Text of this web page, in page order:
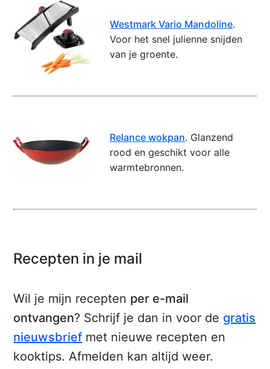
Westmark Vario Mandoline.
Voor het snel julienne snijden
van je groente.
Relance wokpan. Glanzend
rood en geschikt voor alle
warmtebronnen.
Recepten in je mail
Wil je mijn recepten per e-mail
ontvangen? Schrijf je dan in voor de gratis
nieuwsbrief met nieuwe recepten en
kooktips. Afmelden kan altijd weer.